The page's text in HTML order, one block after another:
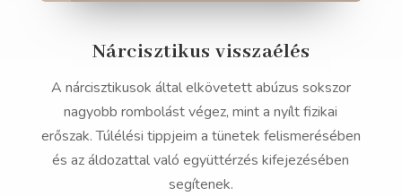
Nárcisztikus visszaélés
A nárcisztikusok által elkövetett abúzus sokszor
nagyobb rombolást végez, mint a nyílt fizikai
erőszak. Túlélési tippjeim a tünetek felismerésében
és az áldozattal való együttérzés kifejezésében
segítenek.